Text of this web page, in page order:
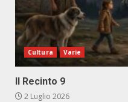
Cultura Varie
Il Recinto 9
2 Luglio 2026